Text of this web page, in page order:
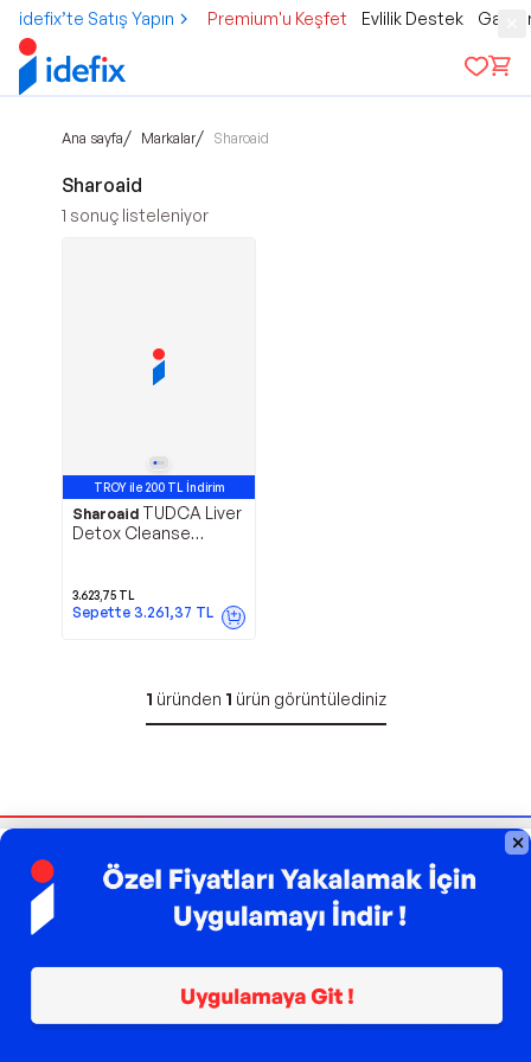
idefix’te Satış Yapın Premium'u Keşfet Evlilik Destek
Ana sayfa/ Markalar/ Sharoaid
Sharoaid
1 sonuç listeleniyor
TROY ile 200 TL İndirim
Avantajlı Ürün
Sharoaid TUDCA Liver
Detox Cleanse
3.623,75 TL
Sepette 3.261,37 TL
1 üründen 1 ürün görüntülediniz
Bizi Takip Edin